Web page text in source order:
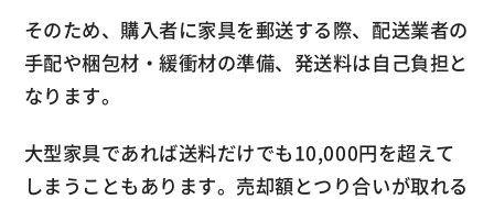
そのため、購入者に家具を郵送する際、配送業者の
手配や梱包材・緩衝材の準備、発送料は自己負担と
なります。
大型家具であれば送料だけでも10,000円を超えて
しまうこともあります。売却額とつり合いが取れる